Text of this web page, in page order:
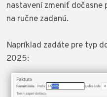
nastavení zmeniť dočasne
na ručne zadanú.
Napríklad zadáte pre typ
2025: